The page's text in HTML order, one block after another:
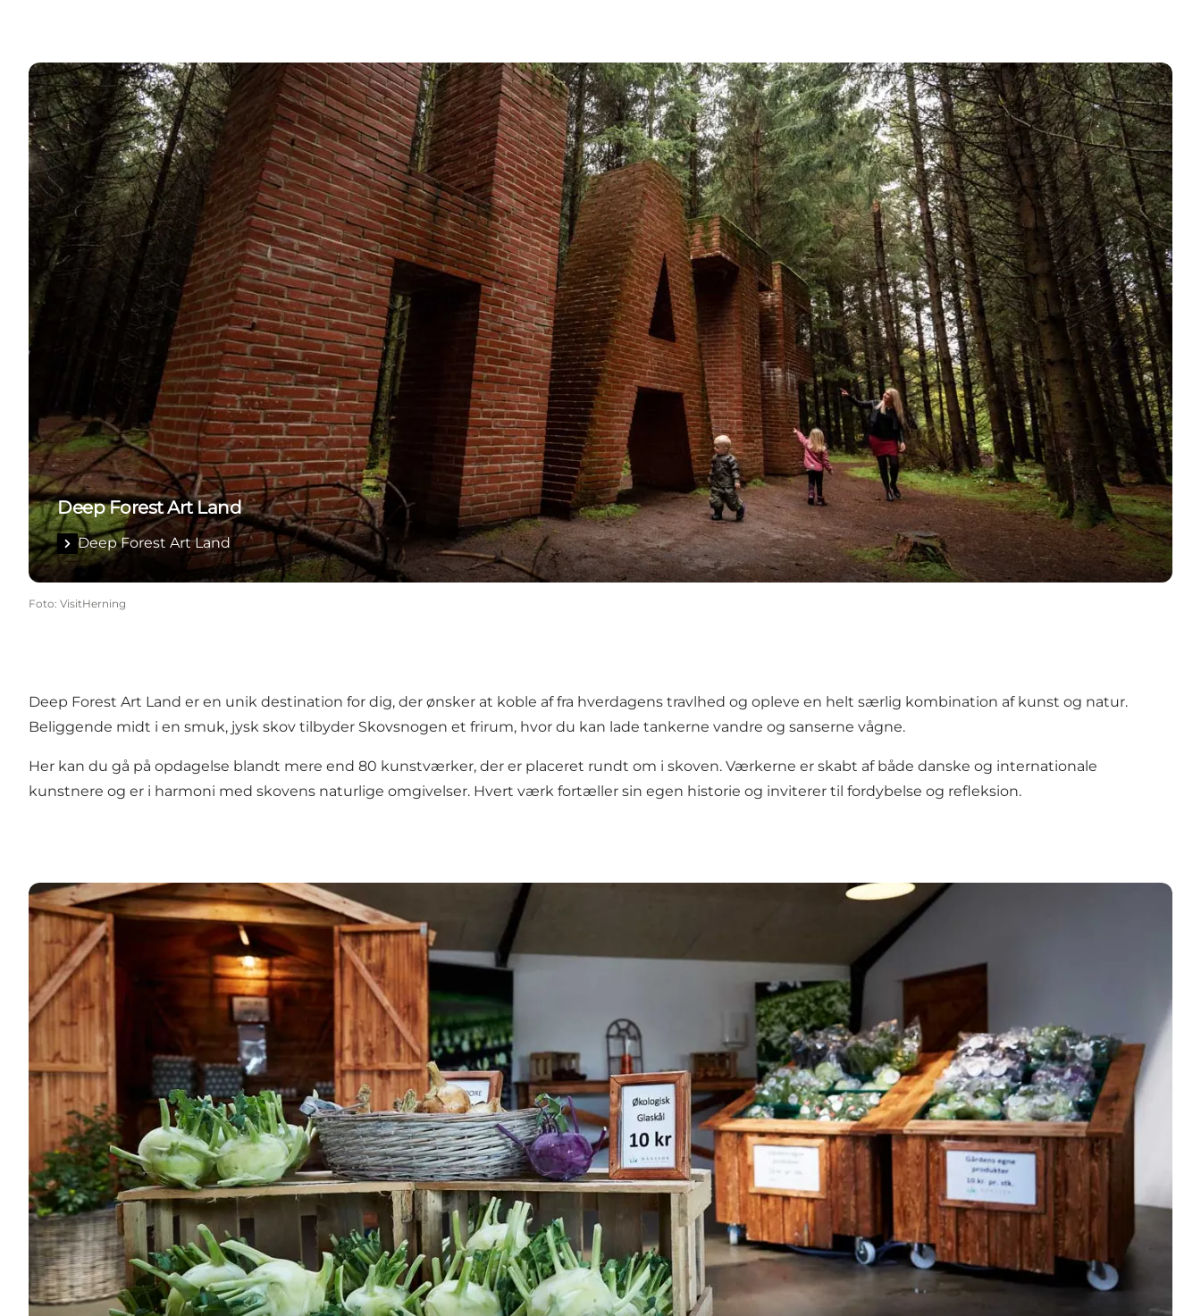
Deep Forest Art Land
Deep Forest Art Land
Deep Forest Art Land
Foto: VisitHerning
Deep Forest Art Land er en unik destination for dig, der ønsker at koble af fra hverdagens travlhed og opleve en helt særlig kombination af kunst og natur.
Beliggende midt i en smuk, jysk skov tilbyder Skovsnogen et frirum, hvor du kan lade tankerne vandre og sanserne vågne.
Her kan du gå på opdagelse blandt mere end 80 kunstværker, der er placeret rundt om i skoven. Værkerne er skabt af både danske og internationale
kunstnere og er i harmoni med skovens naturlige omgivelser. Hvert værk fortæller sin egen historie og inviterer til fordybelse og refleksion.
Axel Månsson A/S